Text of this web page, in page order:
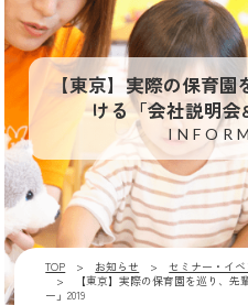
【東京】実際の保育
ける「会社説明会
TOP お知らせ
セミナー・イ
【東京】実際の保育園を巡り、
ー」2019